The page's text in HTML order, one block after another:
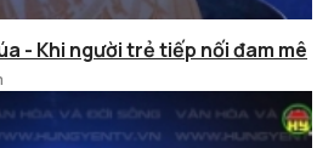
- Khi người trẻ tiếp nối đam mê